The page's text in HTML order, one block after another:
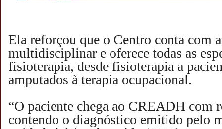
Ela reforçou que o Centro conta com
multidisciplinar e oferece todas as
fisioterapia, desde fisioterapia a
amputados à terapia ocupacional.
“O paciente chega ao CREADH com
contendo o diagnóstico emitido pelo